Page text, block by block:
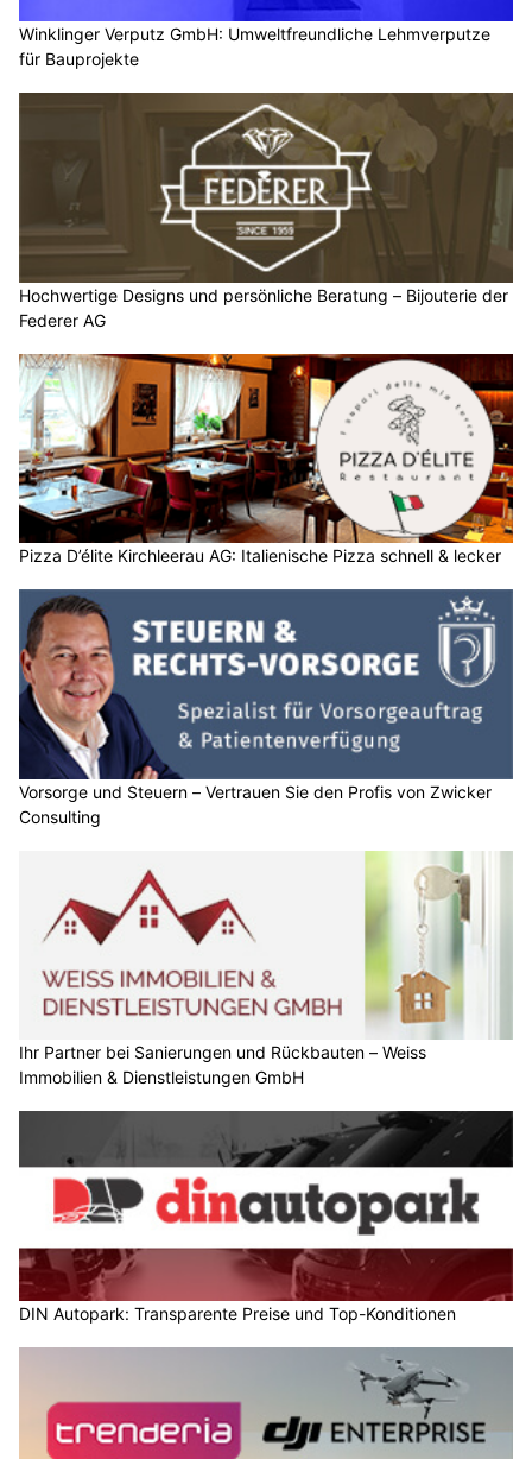
Winklinger Verputz GmbH: Umweltfreundliche Lehmverputze
für Bauprojekte
Hochwertige Designs und persönliche Beratung – Bijouterie der
Federer AG
Pizza D’élite Kirchleerau AG: Italienische Pizza schnell & lecker
Vorsorge und Steuern – Vertrauen Sie den Profis von Zwicker
Consulting
Ihr Partner bei Sanierungen und Rückbauten – Weiss
Immobilien & Dienstleistungen GmbH
DIN Autopark: Transparente Preise und Top-Konditionen